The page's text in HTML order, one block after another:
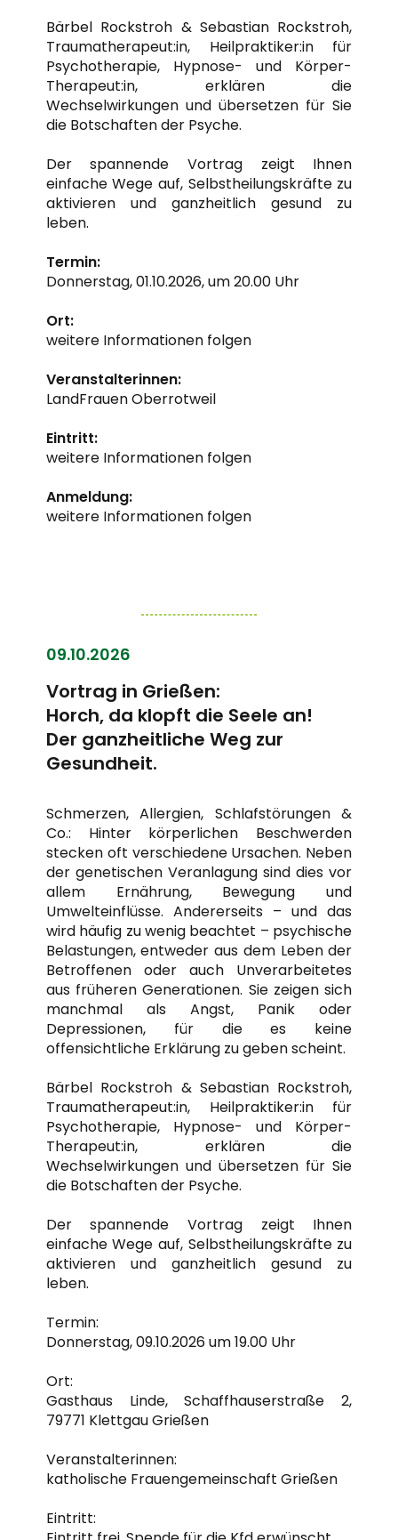
Bärbel Rockstroh & Sebastian Rockstroh,
Traumatherapeut:in, Heilpraktiker:in für
Psychotherapie, Hypnose- und Körper-
Therapeut:in, erklären die
Wechselwirkungen und übersetzen für Sie
die Botschaften der Psyche.
Der spannende Vortrag zeigt Ihnen
einfache Wege auf, Selbstheilungskräfte zu
aktivieren und ganzheitlich gesund zu
leben.
Termin:
Donnerstag, 01.10.2026, um 20.00 Uhr
Ort:
weitere Informationen folgen
Veranstalterinnen:
LandFrauen Oberrotweil
Eintritt:
weitere Informationen folgen
Anmeldung:
weitere Informationen folgen
09.10.2026
Vortrag in Grießen:
Horch, da klopft die Seele an!
Der ganzheitliche Weg zur
Gesundheit.
Schmerzen, Allergien, Schlafstörungen &
Co.: Hinter körperlichen Beschwerden
stecken oft verschiedene Ursachen. Neben
der genetischen Veranlagung sind dies vor
allem Ernährung, Bewegung und
Umwelteinflüsse. Andererseits – und das
wird häufig zu wenig beachtet – psychische
Belastungen, entweder aus dem Leben der
Betroffenen oder auch Unverarbeitetes
aus früheren Generationen. Sie zeigen sich
manchmal als Angst, Panik oder
Depressionen, für die es keine
offensichtliche Erklärung zu geben scheint.
Bärbel Rockstroh & Sebastian Rockstroh,
Traumatherapeut:in, Heilpraktiker:in für
Psychotherapie, Hypnose- und Körper-
Therapeut:in, erklären die
Wechselwirkungen und übersetzen für Sie
die Botschaften der Psyche.
Der spannende Vortrag zeigt Ihnen
einfache Wege auf, Selbstheilungskräfte zu
aktivieren und ganzheitlich gesund zu
leben.
Termin:
Donnerstag, 09.10.2026 um 19.00 Uhr
Ort:
Gasthaus Linde, Schaffhauserstraße 2,
79771 Klettgau Grießen
Veranstalterinnen:
katholische Frauengemeinschaft Grießen
Eintritt: